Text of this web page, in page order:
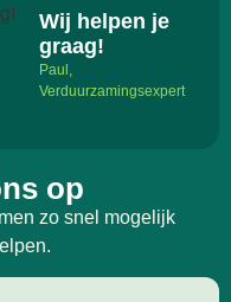
Wij helpen je
graag!
Paul,
Verduurzamingsexpert
op
zo snel mogelijk